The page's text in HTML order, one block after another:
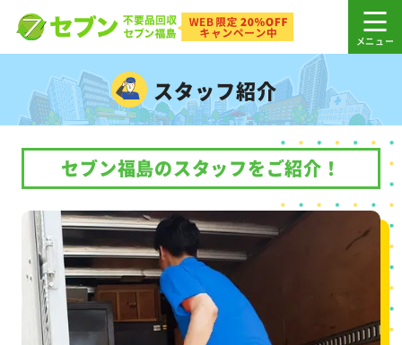
スタッフ紹介
セブン福島のスタッフをご紹介！